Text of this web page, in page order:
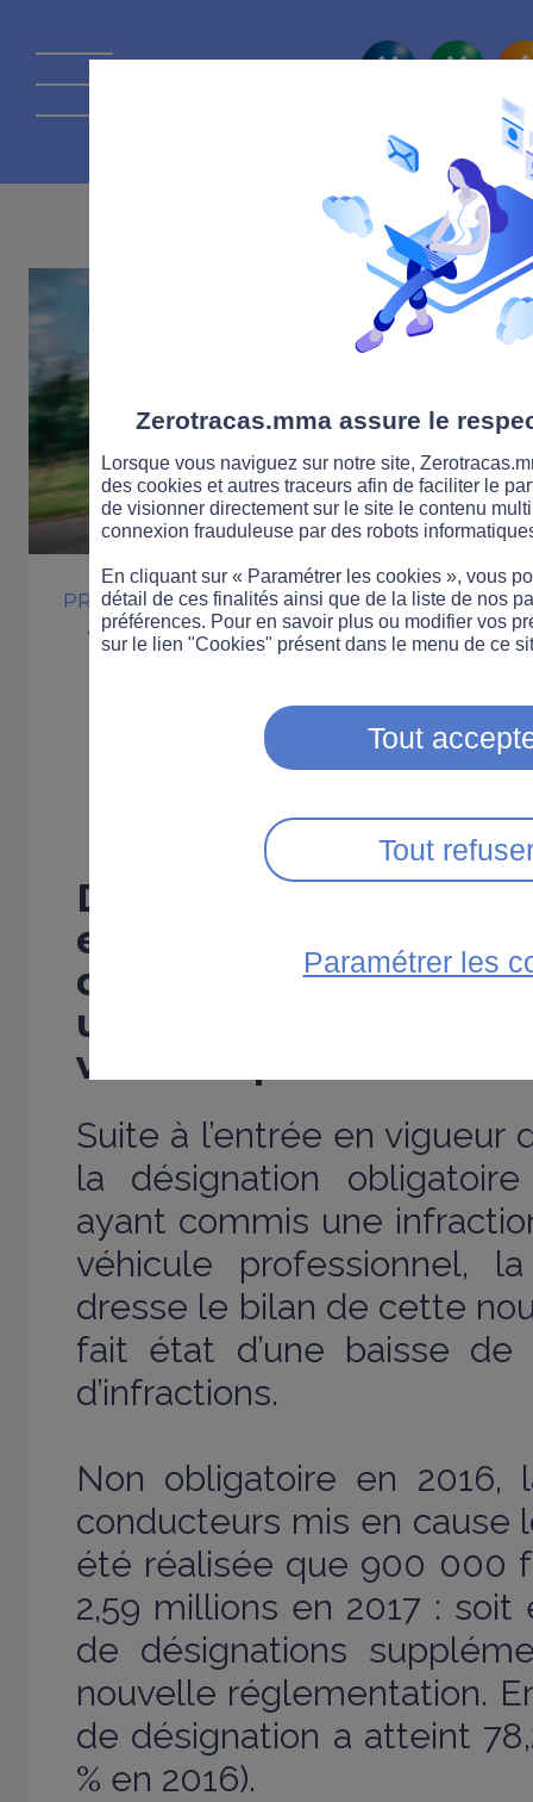
La route
PROFESSIONNEL COMPORTEMENT
Véhicules
la désignation
conducteurs
Depuis le 1er
employeurs ont
désigner les
une infraction au
véhicule professionnel.
Suite à l’entrée en vigueur
la désignation
ayant commis une
véhicule professionnel,
dresse le bilan de cette
fait état d’une baisse
d’infractions.
Non obligatoire en 2016,
conducteurs mis en cause
été réalisée que 900 000
2,59 millions en 2017 : soit
de désignations
nouvelle réglementation.
de désignation a atteint
% en 2016).
Zerotracas.mma assure le
Lorsque vous naviguez sur notre site,
des cookies et autres traceurs afin de faciliter le
de visionner directement sur le site le contenu
connexion frauduleuse par des robots
En cliquant sur « Paramétrer les cookies », vous
détail de ces finalités ainsi que de la liste de nos
préférences. Pour en savoir plus ou modifier vos
sur le lien "Cookies" présent dans le menu de ce
Tout
Tout
Paramétrer les